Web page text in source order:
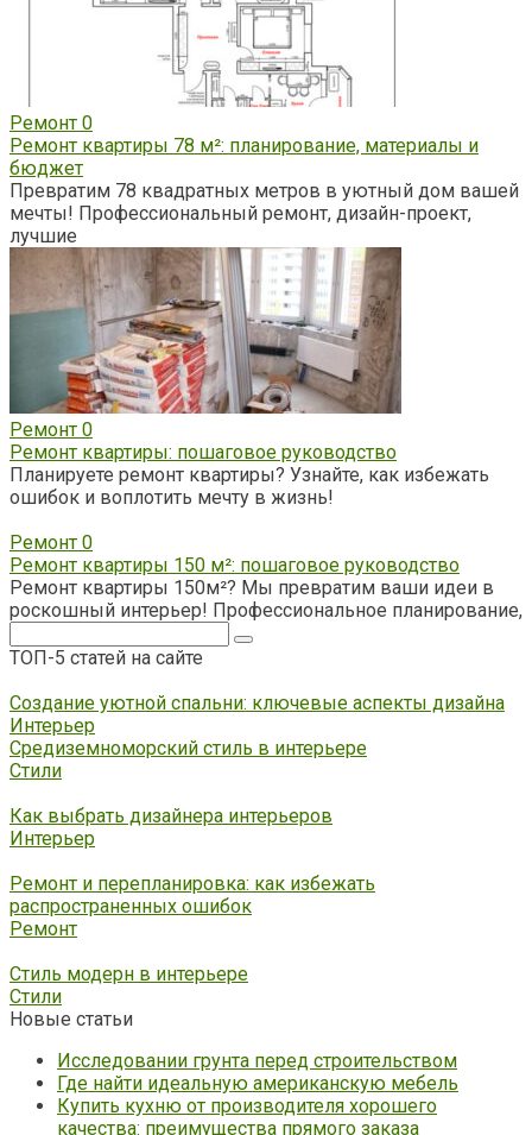
Ремонт 0
Ремонт квартиры 78 м²: планирование, материалы и
бюджет
Превратим 78 квадратных метров в уютный дом вашей
мечты! Профессиональный ремонт, дизайн-проект,
лучшие
Ремонт 0
Ремонт квартиры: пошаговое руководство
Планируете ремонт квартиры? Узнайте, как избежать
ошибок и воплотить мечту в жизнь!
Ремонт 0
Ремонт квартиры 150 м²: пошаговое руководство
Ремонт квартиры 150м²? Мы превратим ваши идеи в
роскошный интерьер! Профессиональное планирование,
ТОП-5 статей на сайте
Создание уютной спальни: ключевые аспекты дизайна
Интерьер
Средиземноморский стиль в интерьере
Стили
Как выбрать дизайнера интерьеров
Интерьер
Ремонт и перепланировка: как избежать
распространенных ошибок
Ремонт
Стиль модерн в интерьере
Стили
Новые статьи
Исследовании грунта перед строительством
Где найти идеальную американскую мебель
Купить кухню от производителя хорошего
качества: преимущества прямого заказа